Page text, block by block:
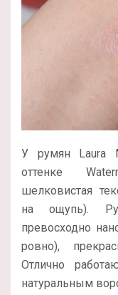
У румян Laura
оттенке
шелковистая
на ощупь).
превосходно
ровно),
Отлично
натуральным